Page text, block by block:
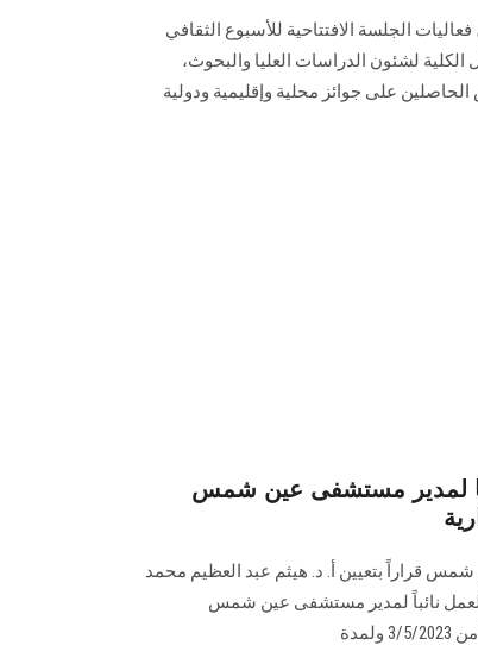
الجلسة الافتتاحية للأسبوع الثقافي
الكلية لشئون الدراسات العليا والبحوث،
على جوائز محلية وإقليمية ودولية
لمدير مستشفى عين شمس
قراراً بتعيين أ. د. هيثم عبد العظيم محمد
للعمل نائباً لمدير مستشفى عين شمس
التخصصى للشئون المالية والإدارية اعتباراً من 3/5/2023 ولمدة